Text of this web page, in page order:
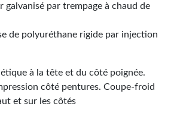
galvanisé par trempage à chaud de
de polyuréthane rigide par injection
à la tête et du côté poignée.
côté pentures. Coupe-froid
et sur les côtés